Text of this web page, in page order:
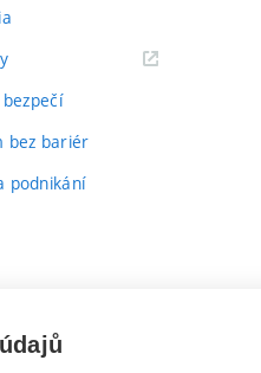
(externí
bez bariér
podnikání